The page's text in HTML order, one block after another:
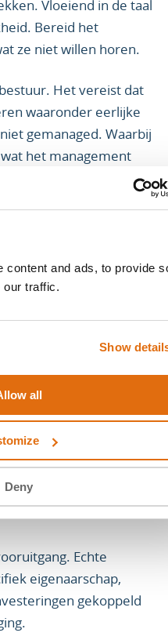
content and ads, to provide
our traffic.
Show
all
Deny
Vloeiend in de taal
Bereid het
ze niet willen horen.
Het vereist dat
waaronder eerlijke
gemanaged. Waarbij
het management
wil horen.
beter
is. De CISO managet
Dat patroon
stelt cyberinvestering
heeft de controls om
ondernemen. Het is
geen
Echte
eigenaarschap,
gekoppeld